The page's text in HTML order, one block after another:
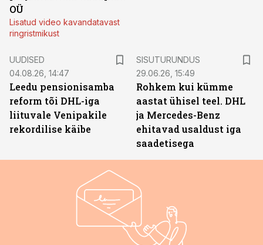
OÜ
Lisatud video kavandatavast
ringristmikust
UUDISED
04.08.26, 14:47
Leedu pensionisamba
reform tõi DHL-iga
liituvale Venipakile
rekordilise käibe
SISUTURUNDUS
29.06.26, 15:49
Rohkem kui kümme
aastat ühisel teel. DHL
ja Mercedes-Benz
ehitavad usaldust iga
saadetisega